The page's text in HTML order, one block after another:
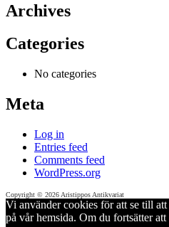
Archives
Categories
No categories
Meta
Log in
Entries feed
Comments feed
WordPress.org
Copyright © 2026 Aristippos Antikvariat
Vi använder cookies för att se till
på vår hemsida. Om du fortsätter